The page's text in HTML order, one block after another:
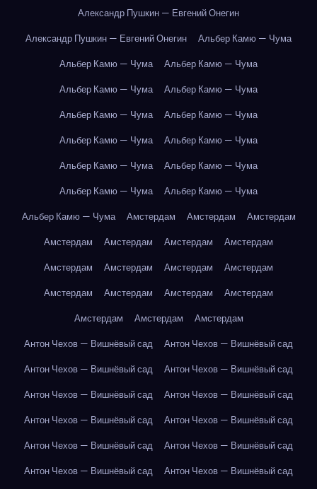
Александр Пушкин — Евгений Онегин
Александр Пушкин — Евгений Онегин
Альбер Камю — Чума
Альбер Камю — Чума
Альбер Камю — Чума
Альбер Камю — Чума
Альбер Камю — Чума
Альбер Камю — Чума
Альбер Камю — Чума
Альбер Камю — Чума
Альбер Камю — Чума
Альбер Камю — Чума
Альбер Камю — Чума
Альбер Камю — Чума
Альбер Камю — Чума
Альбер Камю — Чума
Амстердам Амстердам
Амстердам
Амстердам
Амстердам Амстердам
Амстердам
Амстердам
Амстердам Амстердам
Амстердам
Амстердам
Амстердам Амстердам
Амстердам
Амстердам
Амстердам
Амстердам
Антон Чехов — Вишнёвый сад
Антон Чехов — Вишнёвый сад
Антон Чехов — Вишнёвый сад
Антон Чехов — Вишнёвый сад
Антон Чехов — Вишнёвый сад
Антон Чехов — Вишнёвый сад
Антон Чехов — Вишнёвый сад
Антон Чехов — Вишнёвый сад
Антон Чехов — Вишнёвый сад
Антон Чехов — Вишнёвый сад
Антон Чехов — Вишнёвый сад
Антон Чехов — Вишнёвый сад